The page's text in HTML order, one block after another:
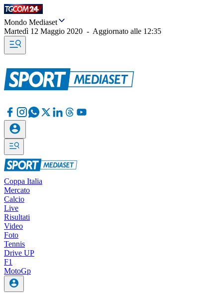
Mondo Mediaset
Martedì 12 Maggio 2020 - Aggiornato alle 12:35
Coppa Italia
Mercato
Calcio
Live
Risultati
Video
Foto
Tennis
Drive UP
F1
MotoGp